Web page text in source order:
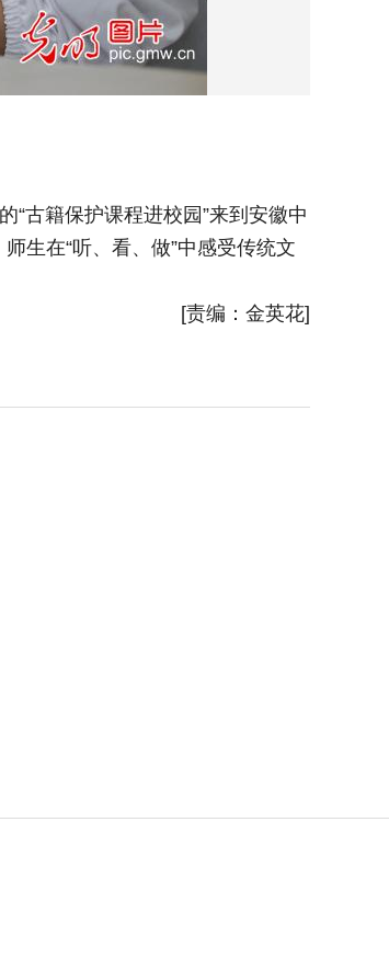
古籍保护课程进校园”来到安徽中
生在“听、看、做”中感受传统文
[责编：金英花]